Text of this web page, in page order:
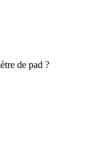
de pad ?